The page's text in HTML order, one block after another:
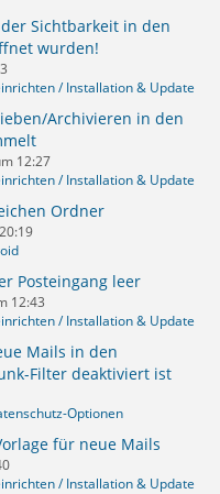
Sichtbarkeit in den
wurden!
/ Installation & Update
Archivieren in den
12:27
/ Installation & Update
Ordner
Posteingang leer
12:43
/ Installation & Update
Mails in den
Filter deaktiviert ist
Optionen
für neue Mails
/ Installation & Update